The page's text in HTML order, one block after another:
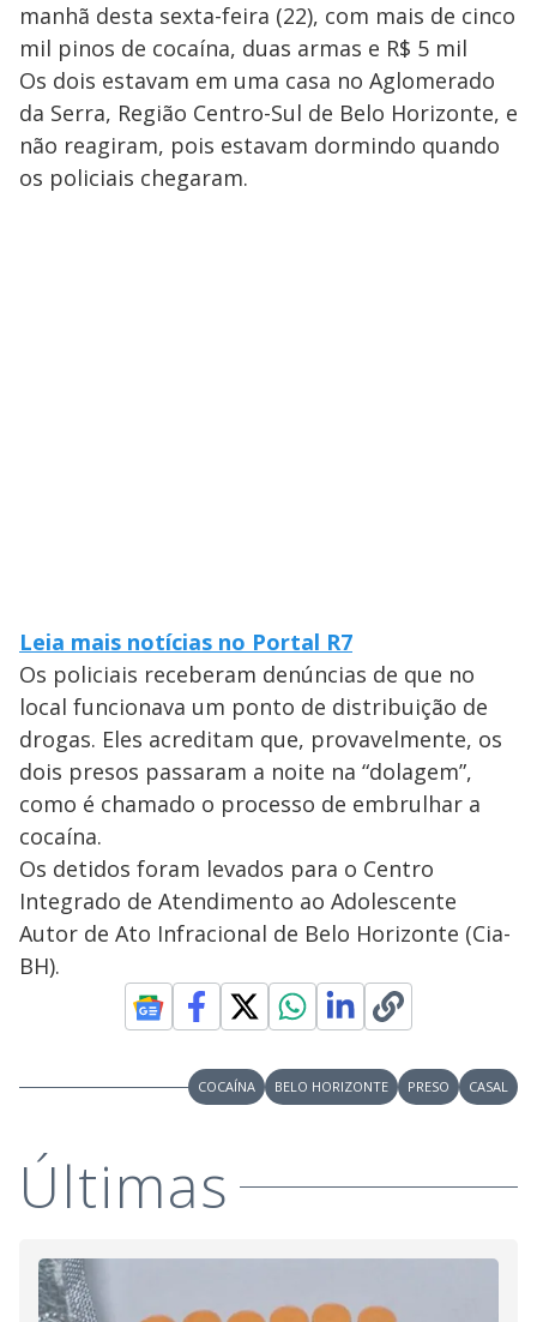
manhã desta sexta-feira (22), com mais de cinco
mil pinos de cocaína, duas armas e R$ 5 mil
Os dois estavam em uma casa no Aglomerado
da Serra, Região Centro-Sul de Belo Horizonte, e
não reagiram, pois estavam dormindo quando
os policiais chegaram.
Leia mais notícias no Portal R7
Os policiais receberam denúncias de que no
local funcionava um ponto de distribuição de
drogas. Eles acreditam que, provavelmente, os
dois presos passaram a noite na “dolagem”,
como é chamado o processo de embrulhar a
cocaína.
Os detidos foram levados para o Centro
Integrado de Atendimento ao Adolescente
Autor de Ato Infracional de Belo Horizonte (Cia-
BH).
COCAÍNA BELO HORIZONTE PRESO CASAL
Últimas